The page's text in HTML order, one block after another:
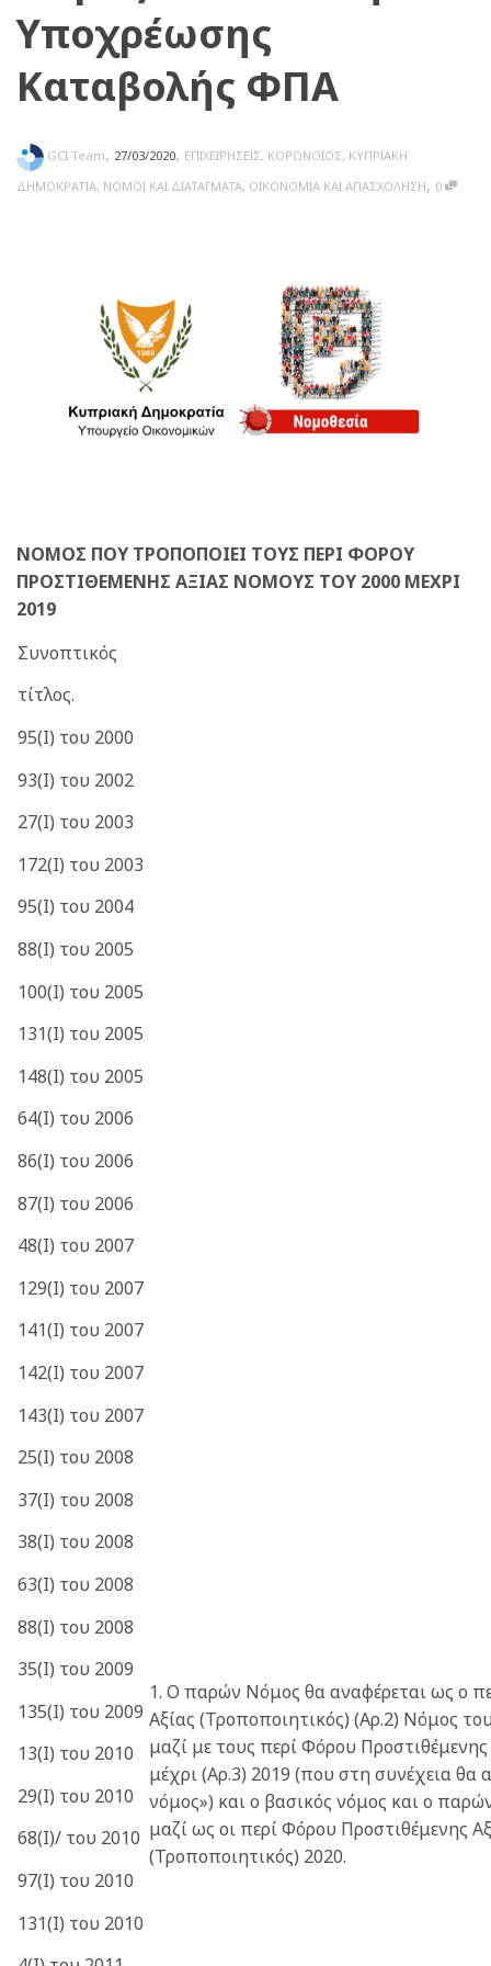
Υποχρέωσης
Καταβολής ΦΠΑ
GCI Team, 27/03/2020, ΕΠΙΧΕΙΡΗΣΕΙΣ, ΚΟΡΩΝΟΪΟΣ, ΚΥΠΡΙΑΚΗ
ΔΗΜΟΚΡΑΤΙΑ, ΝΟΜΟΙ ΚΑΙ ΔΙΑΤΑΓΜΑΤΑ, ΟΙΚΟΝΟΜΙΑ ΚΑΙ ΑΠΑΣΧΟΛΗΣΗ, 0
ΝΟΜΟΣ ΠΟΥ ΤΡΟΠΟΠΟΙΕΙ ΤΟΥΣ ΠΕΡΙ ΦΟΡΟΥ
ΠΡΟΣΤΙΘΕΜΕΝΗΣ ΑΞΙΑΣ ΝΟΜΟΥΣ ΤΟΥ 2000 ΜΕΧΡΙ
2019
Συνοπτικός
τίτλος.
95(Ι) του 2000
93(Ι) του 2002
27(I) του 2003
172(Ι) του 2003
95(Ι) του 2004
88(Ι) του 2005
100(Ι) του 2005
131(Ι) του 2005
148(Ι) του 2005
64(Ι) του 2006
86(Ι) του 2006
87(Ι) του 2006
48(Ι) του 2007
129(Ι) του 2007
141(Ι) του 2007
142(Ι) του 2007
143(Ι) του 2007
25(Ι) του 2008
37(Ι) του 2008
38(Ι) του 2008
63(Ι) του 2008
88(Ι) του 2008
35(Ι) του 2009
135(Ι) του 2009
13(Ι) του 2010
29(Ι) του 2010
68(Ι)/ του 2010
97(Ι) του 2010
131(Ι) του 2010
1. Ο παρών Νόμος θα αναφέρεται ως ο
Αξίας (Τροποποιητικός) (Αρ.2) Νόμος
μαζί με τους περί Φόρου
μέχρι (Αρ.3) 2019 (που στη συνέχεια θα
νόμος») και ο βασικός νόμος και ο
μαζί ως οι περί Φόρου Προστιθέμενης
(Τροποποιητικός) 2020.